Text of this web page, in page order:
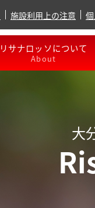
施設利用上の注意
リサナロッソについて
About
大